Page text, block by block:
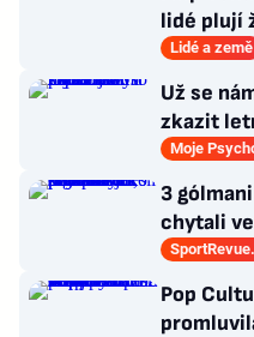
lidé plují
věci tolik
Lidé a země
Už se
zkazit
zářijový
Moje
3
chytali
Všichni
poražení
Pop